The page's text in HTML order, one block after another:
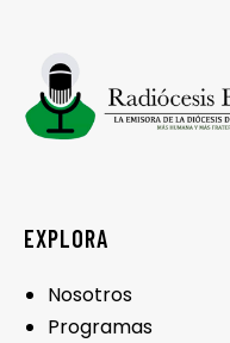
EXPLORA
Nosotros
Programas